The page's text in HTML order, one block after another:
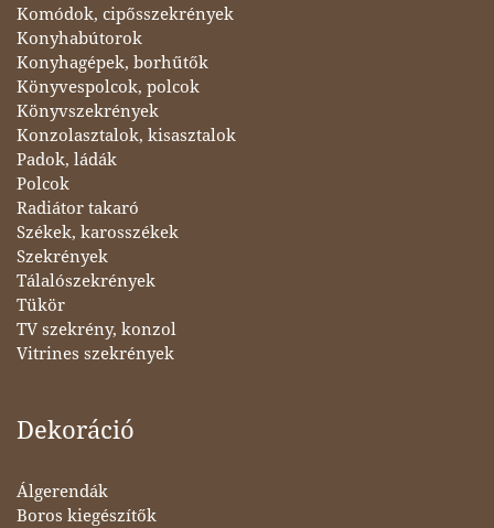
Komódok, cipősszekrények
Konyhabútorok
Konyhagépek, borhűtők
Könyvespolcok, polcok
Könyvszekrények
Konzolasztalok, kisasztalok
Padok, ládák
Polcok
Radiátor takaró
Székek, karosszékek
Szekrények
Tálalószekrények
Tükör
TV szekrény, konzol
Vitrines szekrények
Dekoráció
Álgerendák
Boros kiegészítők